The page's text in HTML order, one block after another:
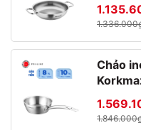
toàn, quý khách vui lòng
khẩu và phân phối
thủy tinh từ thương
lâu đời như:
1- Bormioli Rocco
phẩm:
(Catalogue)
Chảo
A1175